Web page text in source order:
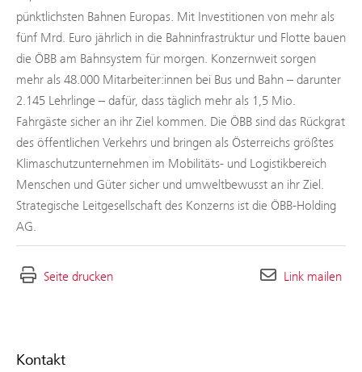
Kontakt
pünktlichsten Bahnen Europas. Mit Investitionen von mehr als
fünf Mrd. Euro jährlich in die Bahninfrastruktur und Flotte bauen
die ÖBB am Bahnsystem für morgen. Konzernweit sorgen
mehr als 48.000 Mitarbeiter:innen bei Bus und Bahn – darunter
2.145 Lehrlinge – dafür, dass täglich mehr als 1,5 Mio.
Fahrgäste sicher an ihr Ziel kommen. Die ÖBB sind das Rückgrat
des öffentlichen Verkehrs und bringen als Österreichs größtes
Klimaschutzunternehmen im Mobilitäts- und Logistikbereich
Menschen und Güter sicher und umweltbewusst an ihr Ziel.
Strategische Leitgesellschaft des Konzerns ist die ÖBB-Holding
AG.
Seite drucken Link mailen